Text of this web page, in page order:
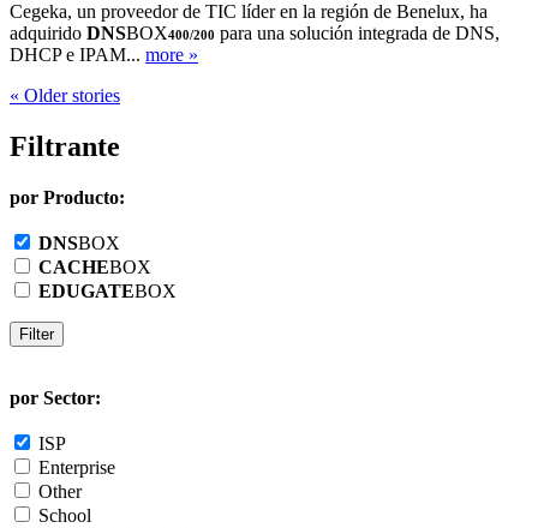
Cegeka, un proveedor de TIC líder en la región de Benelux, ha
adquirido DNSBOX400/200 para una solución integrada de DNS,
DHCP e IPAM... more »
« Older stories
Filtrante
por Producto:
DNSBOX
CACHEBOX
EDUGATEBOX
por Sector:
ISP
Enterprise
Other
School